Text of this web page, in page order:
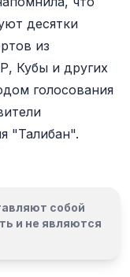
десятки
из
Кубы и других
голосования
"Талибан".
собой
и не являются